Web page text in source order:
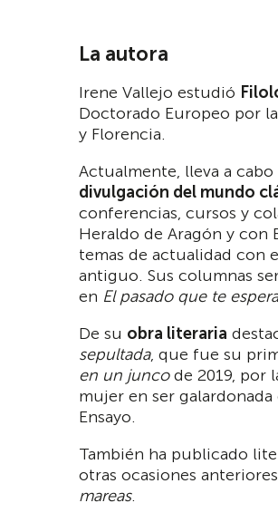
La autora
Irene Vallejo estudió
Doctorado Europeo por
y Florencia.
Actualmente, lleva a
divulgación del mundo
conferencias, cursos y
Heraldo de Aragón y con
temas de actualidad con
antiguo. Sus columnas
en El pasado que te espera
De su obra literaria
sepultada, que fue su
en un juncode 2019, por
mujer en ser
Ensayo.
También ha publicado
otras ocasiones
mareas.